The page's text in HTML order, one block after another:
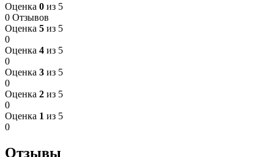
Оценка 0 из 5
0 Отзывов
Оценка 5 из 5
0
Оценка 4 из 5
0
Оценка 3 из 5
0
Оценка 2 из 5
0
Оценка 1 из 5
0
Отзывы